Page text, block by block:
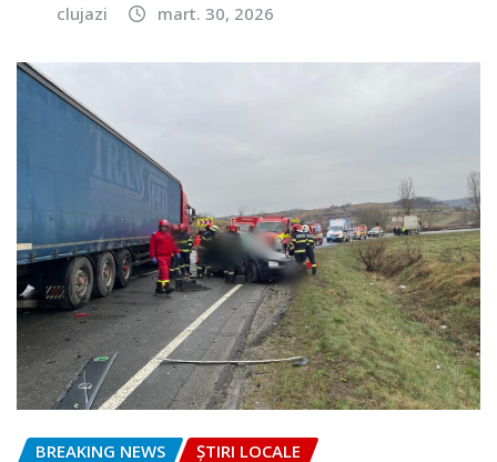
clujazi mart. 30, 2026
BREAKING NEWS ȘTIRI LOCALE